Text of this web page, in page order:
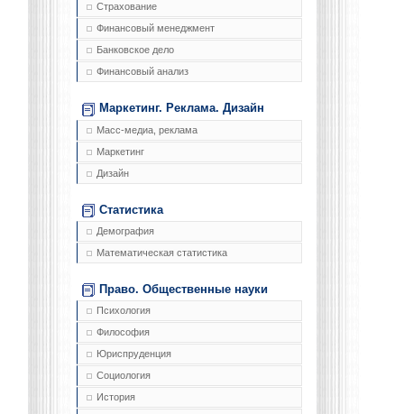
Страхование
Финансовый менеджмент
Банковское дело
Финансовый анализ
Маркетинг. Реклама. Дизайн
Масс-медиа, реклама
Маркетинг
Дизайн
Статистика
Демография
Математическая статистика
Право. Общественные науки
Психология
Философия
Юриспруденция
Социология
История